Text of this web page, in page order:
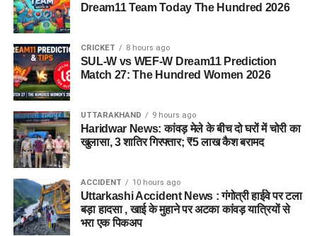
Dream11 Team Today The Hundred 2026
CRICKET 8 hours ago
SUL-W vs WEF-W Dream11 Prediction
Match 27: The Hundred Women 2026
UTTARAKHAND 9 hours ago
Haridwar News: कांवड़ मेले के बीच दो घरों में चोरी का
खुलासा, 3 शातिर गिरफ्तार; ₹5 लाख कैश बरामद
ACCIDENT 10 hours ago
Uttarkashi Accident News : गंगोत्री हाईवे पर टला
बड़ा हादसा , खाई के मुहाने पर अटका कांवड़ यात्रियों से
भरा एक पिकअप